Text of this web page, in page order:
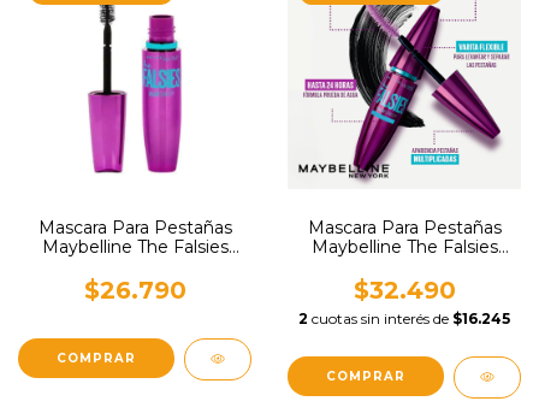
Mascara Para Pestañas
Maybelline The Falsies
$26.790
Mascara Para Pestañas
Maybelline The Falsies
Waterproof x 9ml
$32.490
2 cuotas sin interés de $16.245